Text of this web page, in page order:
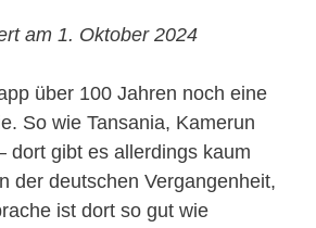
am 1. Oktober 2024
über 100 Jahren noch eine
So wie Tansania, Kamerun
dort gibt es allerdings kaum
der deutschen Vergangenheit,
ist dort so gut wie